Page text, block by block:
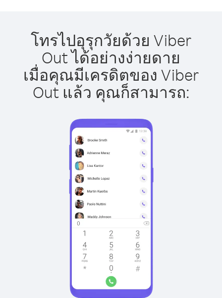
โทรไปอุรุกวัยด้วย Viber
Out ได้อย่างง่ายดาย
เมื่อคุณมีเครดิตของ Viber
Out แล้ว คุณก็สามารถ: